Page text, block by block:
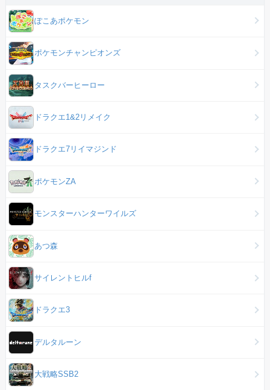
ぽこあポケモン
ポケモンチャンピオンズ
タスクバーヒーロー
ドラクエ1&2リメイク
ドラクエ7リイマジンド
ポケモンZA
モンスターハンターワイルズ
あつ森
サイレントヒルf
ドラクエ3
デルタルーン
大戦略SSB2